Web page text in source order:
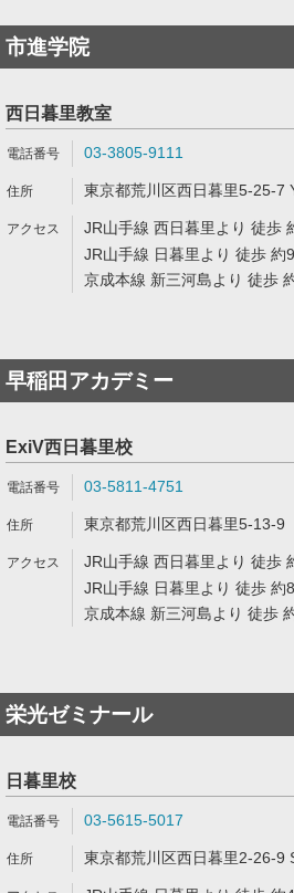
市進学院
西日暮里教室
03-3805-9111
東京都荒川区西日暮里5-25-7
JR山手線 西日暮里より 徒歩
JR山手線 日暮里より 徒歩 約
京成本線 新三河島より 徒歩
早稲田アカデミー
ExiV西日暮里校
03-5811-4751
東京都荒川区西日暮里5-13-9
JR山手線 西日暮里より 徒歩
JR山手線 日暮里より 徒歩 約
京成本線 新三河島より 徒歩
栄光ゼミナール
日暮里校
03-5615-5017
東京都荒川区西日暮里2-26-9